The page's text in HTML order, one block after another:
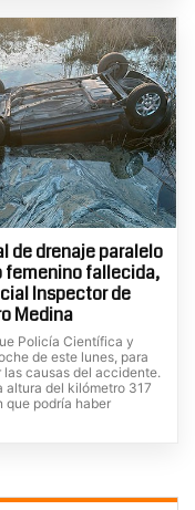
de drenaje paralelo
femenino fallecida,
Inspector de
Medina
Policía Científica y
de este lunes, para
causas del accidente.
altura del kilómetro 317
que podría haber